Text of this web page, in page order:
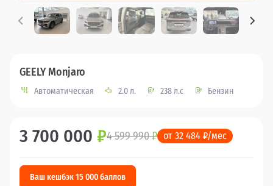
GEELY Monjaro
Автоматическая 2.0 л. 238 л.с Бензин
3 700 000 ₽4 599 990₽ от 32 484 ₽/мес
Ваш кешбэк 15 000 баллов